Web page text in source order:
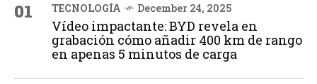
01 TECNOLOGÍA December 24, 2025
Vídeo impactante: BYD revela en
grabación cómo añadir 400 km de rango
en apenas 5 minutos de carga